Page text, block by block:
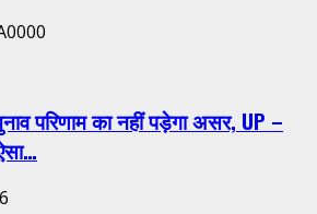
परिणाम का नहीं पड़ेगा असर, UP –